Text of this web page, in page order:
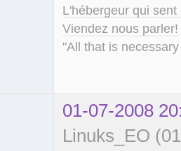
L'hébergeur qui
Viendez nous parler!
"All that is
01-07-2008
Linuks_EO